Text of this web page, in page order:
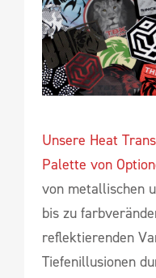
Unsere Heat
Palette von
von metallischen
bis zu
reflektierenden
Tiefenillusionen